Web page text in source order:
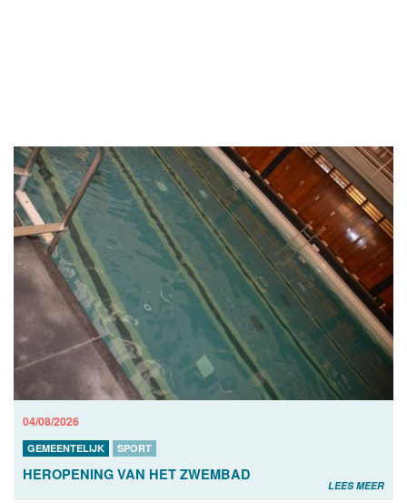
04/08/2026
GEMEENTELIJK SPORT
HEROPENING VAN HET ZWEMBAD
LEES MEER